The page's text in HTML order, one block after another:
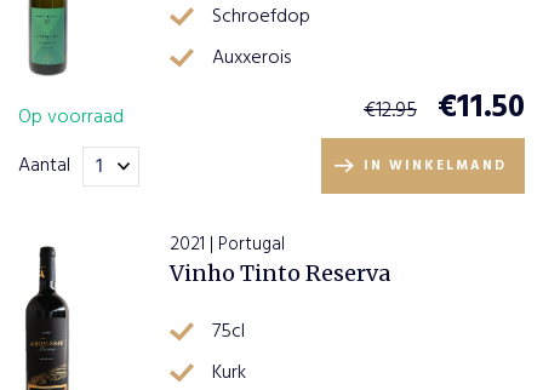
Schroefdop
Auxxerois
Op voorraad
€12.95 €11.50
Aantal IN WINKELMAND
2021 | Portugal
Vinho Tinto Reserva
75cl
Kurk